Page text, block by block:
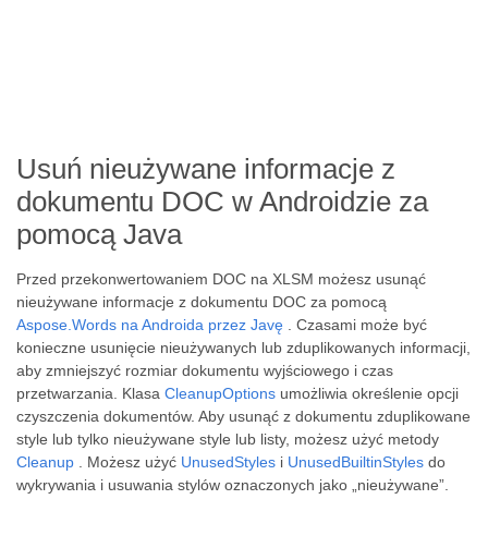
Usuń nieużywane informacje z
dokumentu DOC w Androidzie za
pomocą Java
Przed przekonwertowaniem DOC na XLSM możesz usunąć
nieużywane informacje z dokumentu DOC za pomocą
Aspose.Words na Androida przez Javę . Czasami może być
konieczne usunięcie nieużywanych lub zduplikowanych informacji,
aby zmniejszyć rozmiar dokumentu wyjściowego i czas
przetwarzania. Klasa CleanupOptions umożliwia określenie opcji
czyszczenia dokumentów. Aby usunąć z dokumentu zduplikowane
style lub tylko nieużywane style lub listy, możesz użyć metody
Cleanup . Możesz użyć UnusedStyles i UnusedBuiltinStyles do
wykrywania i usuwania stylów oznaczonych jako „nieużywane”.